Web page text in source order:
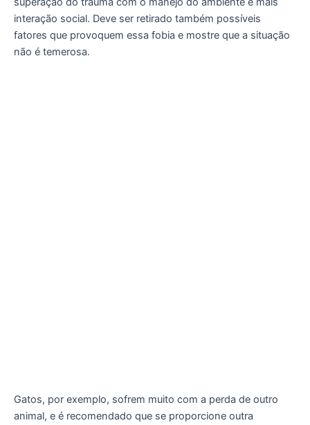
interação social. Deve ser retirado também possíveis
fatores que provoquem essa fobia e mostre que a situação
não é temerosa.
Gatos, por exemplo, sofrem muito com a perda de outro
animal, e é recomendado que se proporcione outra